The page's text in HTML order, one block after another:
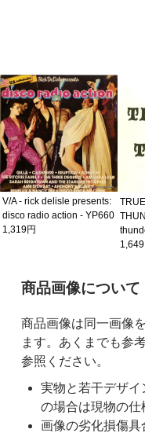
V/A - rick delisle presents:
disco radio action - YP660
1,319円
1,649
ご購入前の注
商品画像について
商品画像は同一画像
ます。あくまでも参
参照ください。
実物と若干デザ
の場合は現物の仕
画像の劣化損傷具